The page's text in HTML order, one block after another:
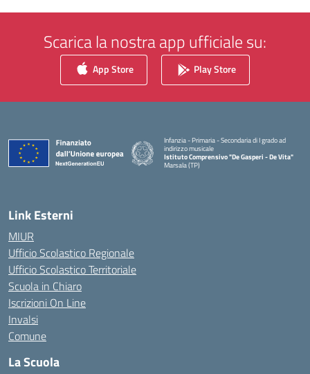
Scarica la nostra app ufficiale su:
App Store Play Store
Infanzia - Primaria - Secondaria di I grado ad
indirizzo musicale
Istituto Comprensivo "De Gasperi - De Vita"
Marsala (TP)
Link Esterni
MIUR
Ufficio Scolastico Regionale
Ufficio Scolastico Territoriale
Scuola in Chiaro
Iscrizioni On Line
Invalsi
Comune
La Scuola